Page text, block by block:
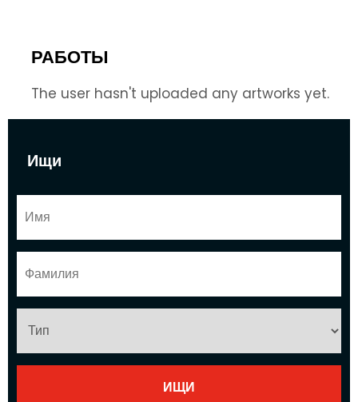
Ищи
РАБОТЫ
The user hasn't uploaded any artworks yet.